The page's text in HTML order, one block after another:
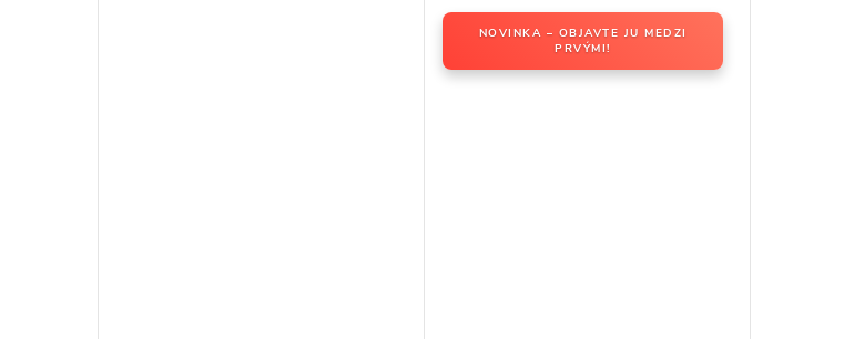
NOVINKA – OBJAVTE JU MEDZI
PRVÝMI!